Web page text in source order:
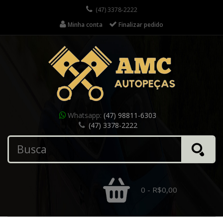
(47) 3378-2222
Minha conta
Finalizar pedido
Whatsapp: (47) 98811-6303
(47) 3378-2222
0 - R$0,00